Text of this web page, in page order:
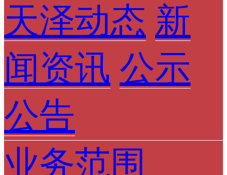
天泽动态 新
闻资讯 公示
公告
业务范围